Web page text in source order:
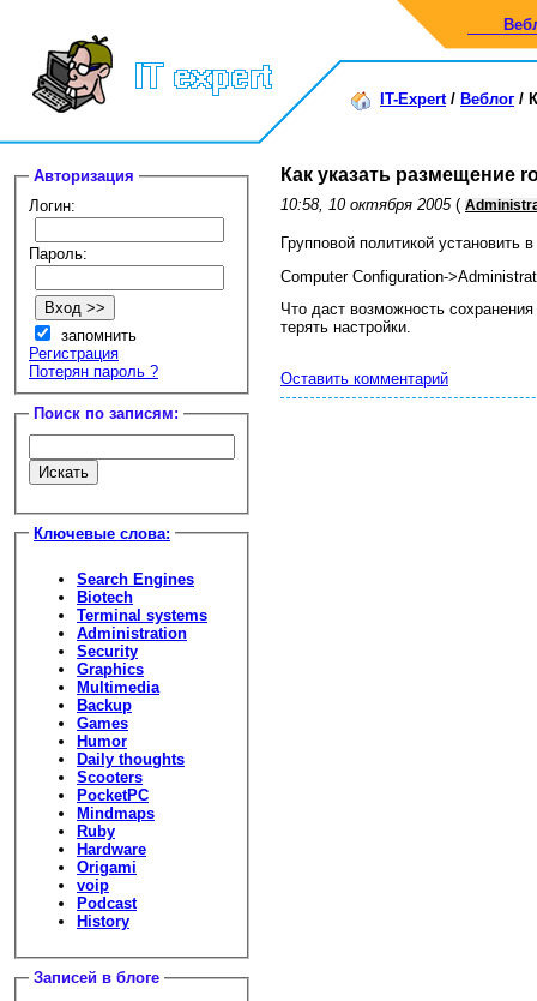
IT-Expert/ Веблог /
Авторизация
Логин:
Пароль:
запомнить
Регистрация
Потерян пароль ?
Поиск по записям:
Ключевые слова:
Search Engines
Biotech
Terminal systems
Administration
Security
Graphics
Multimedia
Backup
Games
Humor
Daily thoughts
Scooters
PocketPC
Mindmaps
Ruby
Hardware
Origami
voip
Podcast
History
Записей в блоге
Как указать размещение
10:58, 10 октября 2005 (
Групповой политикой установить в
Computer Configuration-
Что даст возможность
терять настройки.
Оставить комментарий